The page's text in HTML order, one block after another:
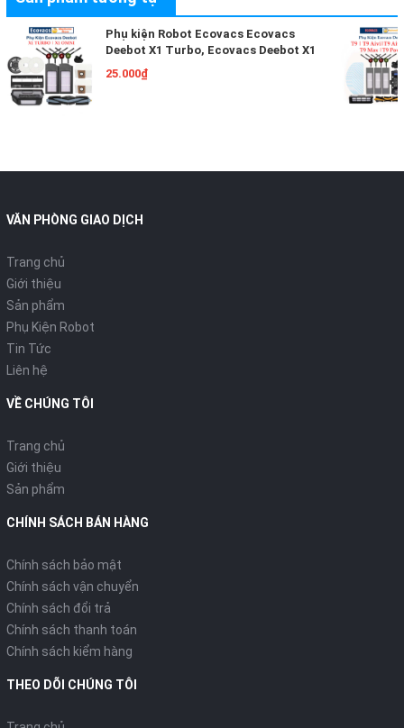
Phụ kiện Robot Ecovacs Ecovacs
Deebot X1 Turbo, Ecovacs Deebot X1
Omni, Phụ Kiện Robot Hút Bụi Lau Nhà
Ecovacs Deebot X1
25.000₫
VĂN PHÒNG GIAO DỊCH
Trang chủ
Giới thiệu
Sản phẩm
Phụ Kiện Robot
Tin Tức
Liên hệ
VỀ CHÚNG TÔI
Trang chủ
Giới thiệu
Sản phẩm
CHÍNH SÁCH BÁN HÀNG
Chính sách bảo mật
Chính sách vận chuyển
Chính sách đổi trả
Chính sách thanh toán
Chính sách kiểm hàng
THEO DÕI CHÚNG TÔI